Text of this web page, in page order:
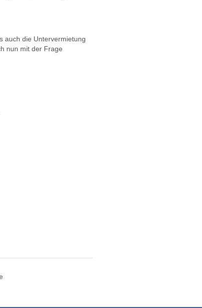
auch die Untervermietung
nun mit der Frage